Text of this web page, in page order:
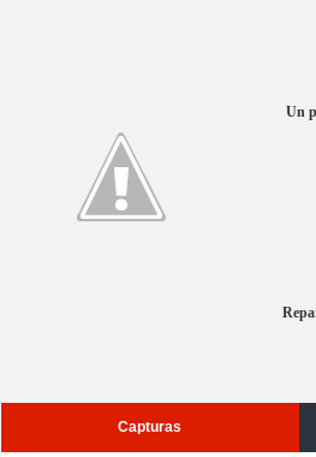
Un
Capturas